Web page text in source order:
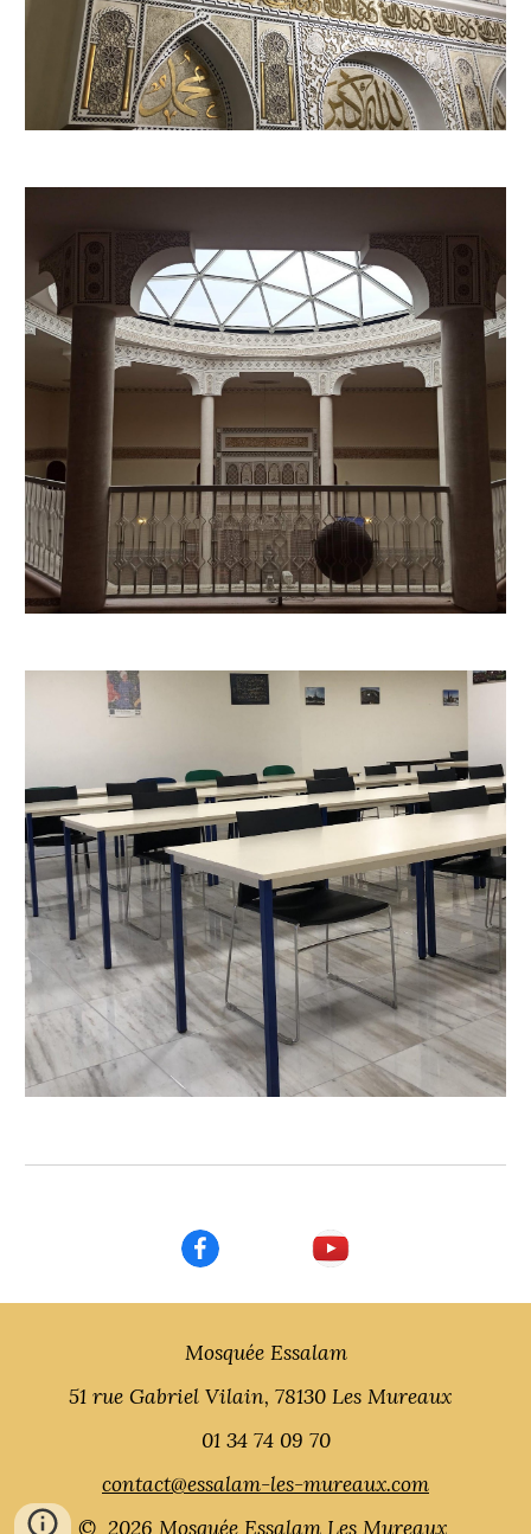
Mosquée Essalam
51 rue Gabriel Vilain, 78130 Les Mureaux
01 34 74 09 70
contact@essalam-les-mureaux.com
© 2026 Mosquée Essalam Les Mureaux